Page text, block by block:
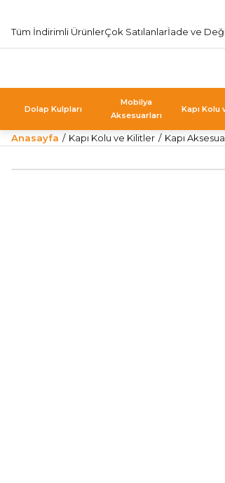
Tüm İndirimli ÜrünlerÇok Satılanlarİade ve
Dolap Kulpları
Mobilya
Aksesuarları
Kapı Kolu
Anasayfa Kapı Kolu ve Kilitler Kapı